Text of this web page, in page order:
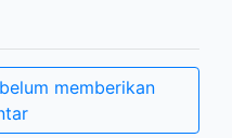
memberikan